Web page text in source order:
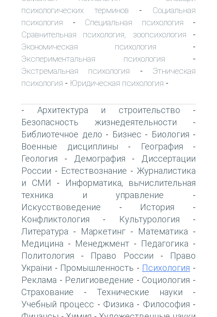
психологических терминов - Социальная
психология - Специальная психология -
Сравнительная психология, зоопсихология -
Экономическая психология -
Экспериментальная психология -
Экстремальная психология - Этническая
психология - Юридическая психология -
- Архитектура и строительство -
Безопасность жизнедеятельности -
Библиотечное дело - Бизнес - Биология -
Военные дисциплины - География -
Геология - Демография -
Диссертации
России - Естествознание - Журналистика
и СМИ -
Информатика, вычислительная
техника и управление -
Искусствоведение - История -
Конфликтология - Культурология -
Литература - Маркетинг - Математика -
Медицина - Менеджмент - Педагогика -
Политология - Право России -
Право
України - Промышленность - Психология -
Реклама - Религиоведение - Социология -
Страхование - Технические науки -
Учебный процесс - Физика - Философия -